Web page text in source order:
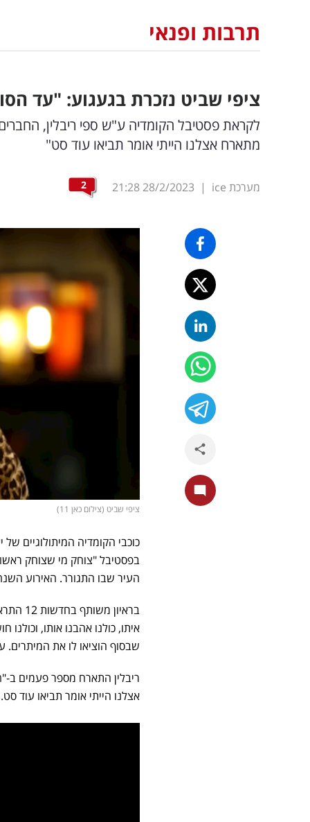
תרבות ופנאי
ציפי שביט נזכרת בגעגוע: "עד
לקראת פסטיבל הקומדיה ע"ש ספי ריבלין,
מתארח אצלנו הייתי אומר תביאו עוד סט"
מערכת ice |
28/2/2023
21:28
2
ציפי שביט (צילום כאן 11)
כוכבי הקומדיה המיתולוגיים
בפסטיבל "צוחק מי שצוחק
העיר שבו התגורר. האירוע השנה
איתו, כולנו אהבנו אותו,
שבסוף הוציאו לו את המיתרים.
ריבלין התארח מספר פעמים
אצלנו הייתי אומר תביאו עוד